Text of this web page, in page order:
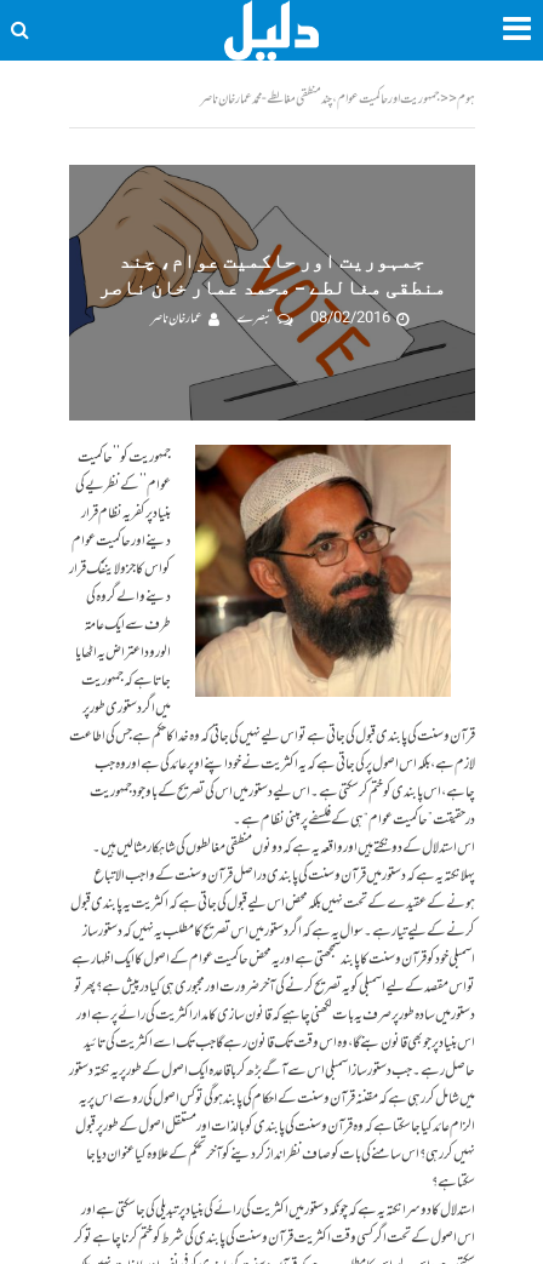
ہوم<<جمہوریت اور حاکمیت عوام، چند منطقی مغالطے - محمد عمار خان ناصر
جمہوریت اور حاکمیت عوام، چند
منطقی مغالطے – محمد عمار خان ناصر
08/02/2016
تبصرے عمار خان ناصر
جمہوریت کو ’’حاکمیت
عوام’’ کے نظریے کی
بنیاد پر کفریہ نظام قرار
دینے اور حاکمیت عوام
کو اس کا جزو لاینفک قرار
دینے والے گروہ کی
طرف سے ایک عامۃ
الورود اعتراض یہ اٹھایا
جاتا ہے کہ جمہوریت
میں اگر دستوری طور پر
قرآن وسنت کی پابندی قبول کی جاتی ہے تو اس لیے نہیں کی جاتی کہ وہ خدا کا حکم ہے جس کی اطاعت
لازم ہے، بلکہ اس اصول پر کی جاتی ہے کہ یہ اکثریت نے خود اپنے اوپر عائد کی ہے اور وہ جب
چاہے، اس پابندی کو ختم کر سکتی ہے۔ اس لیے دستور میں اس کی تصریح کے باوجود جمہوریت
درحقیقت ”حاکمیت عوام“ ہی کے فلسفے پر مبنی نظام ہے۔
اس استدلال کے دو نکتے ہیں اور واقعہ یہ ہے کہ دونوں منطقی مغالطوں کی شاہکار مثالیں ہیں۔
پہلا نکتہ یہ ہے کہ دستور میں قرآن وسنت کی پابندی دراصل قرآن وسنت کے واجب الاتبا ع
ہونے کے عقیدے کے تحت نہیں بلکہ محض اس لیے قبول کی جاتی ہے کہ اکثریت یہ پابندی قبول
کرنے کے لیے تیار ہے۔ سوال یہ ہے کہ اگر دستور میں اس تصریح کا مطلب یہ نہیں کہ دستور ساز
اسمبلی خود کو قرآن وسنت کا پابند سمجھتی ہے اور یہ محض حاکمیت عوام کے اصول کا ایک اظہار ہے
تو اس مقصد کے لیے اسمبلی کو یہ تصریح کرنے کی آخر ضرورت اور مجبوری ہی کیا درپیش ہے؟ پھر تو
دستور میں سادہ طور پر صرف یہ بات لکھنی چاہیے کہ قانون سازی کا مدار اکثریت کی رائے پر ہے اور
اس بنیاد پر جو بھی قانون بنے گا، وہ اس وقت تک قانون رہے گا جب تک اسے اکثریت کی تائید
حاصل رہے۔ جب دستور ساز اسمبلی اس سے آگے بڑھ کر باقاعدہ ایک اصول کے طو رپر یہ نکتہ دستور
میں شامل کر رہی ہے کہ مقننہ قرآن وسنت کے احکام کی پابند ہوگی تو کس اصول کی رو سے اس پر یہ
الزام عائد کیا جا سکتا ہے کہ وہ قرآن وسنت کی پابندی کو بالذات اور مستقل اصول کے طور پر قبول
نہیں کر رہی؟ اس سامنے کی بات کو صاف نظر انداز کر دینے کو آخر تحکم کے علاوہ کیا عنوان دیا جا
سکتا ہے؟
استدلال کا دوسرا نکتہ یہ ہے کہ چونکہ دستور میں اکثریت کی رائے کی بنیاد پر تبدیلی کی جا سکتی ہے اور
اس اصول کے تحت اگر کسی وقت اکثریت قرآن وسنت کی پابندی کی شرط کو ختم کرنا چاہے تو کر